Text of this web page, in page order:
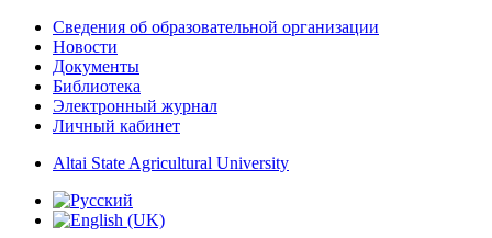
Сведения об образовательной организации
Новости
Документы
Библиотека
Электронный журнал
Личный кабинет
Altai State Agricultural University